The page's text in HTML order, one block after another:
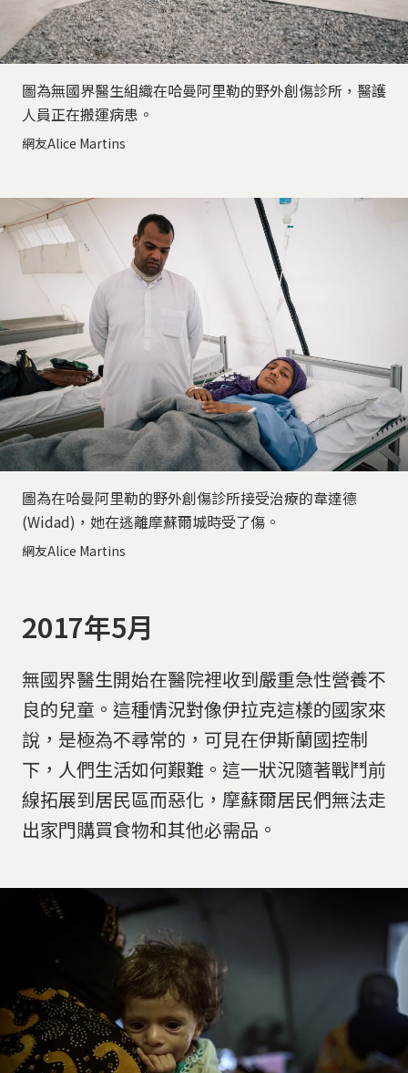
圖為無國界醫生組織在哈曼阿里勒的野外創傷診所，醫護
人員正在搬運病患。
網友Alice Martins
圖為在哈曼阿里勒的野外創傷診所接受治療的韋達德
(Widad)，她在逃離摩蘇爾城時受了傷。
網友Alice Martins
2017年5月
無國界醫生開始在醫院裡收到嚴重急性營養不
良的兒童。這種情況對像伊拉克這樣的國家來
說，是極為不尋常的，可見在伊斯蘭國控制
下，人們生活如何艱難。這一狀況隨著戰鬥前
線拓展到居民區而惡化，摩蘇爾居民們無法走
出家門購買食物和其他必需品。